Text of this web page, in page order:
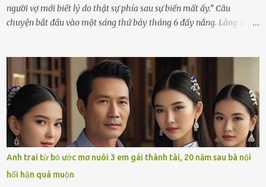
người vợ mới biết lý do thật sự phía sau sự biến mất ấy.” Câu
chuyện bắt đầu vào một sáng thứ bảy tháng 6 đầy nắng. Làng quê
không kém. Ông Minh, vốn là một người đàn ông điềm đạm, ít nói,
hôm ấy lại đặc biệt vui vẻ. Ông chuẩn bị hành lý cho chuyến đi biển
cùng cô con gái 8 tuổi tên Thảo. “Em ở nhà nghỉ ngơi nhé, anh đưa
con đi biển hai ngày, để nó được ngắm sóng, nghịch cát. Về chắc nó
sẽ kể cho em nghe cả tuần không hết chuyện.” – Ông Minh cười
hiền, vuốt tóc vợ. Bà Hạnh nhìn chồng và con gái ríu rít chuẩn bị mà
lòng cũng rộn ràng. Bà vốn ít có dịp đi xa vì còn bận buôn bán ở chợ,
nên lần này cũng đành ở nhà. Thảo ôm chầm lấy mẹ trước khi đi:
“Con sẽ nhặt thật nhiều vỏ sò cho mẹ nhé!” Chiếc xe khách lăn
Anh trai từ bỏ ước mơ nuôi 3 em gái thành tài, 20 năm sau bà nội
hối hận quá muộn